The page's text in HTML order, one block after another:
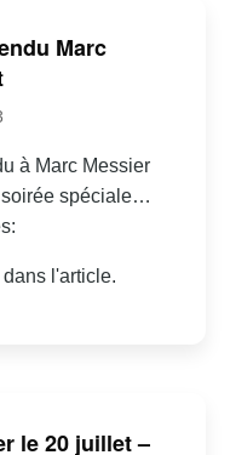
Marc
à Marc Messier
spéciale…
l'article.
le 20 juillet –